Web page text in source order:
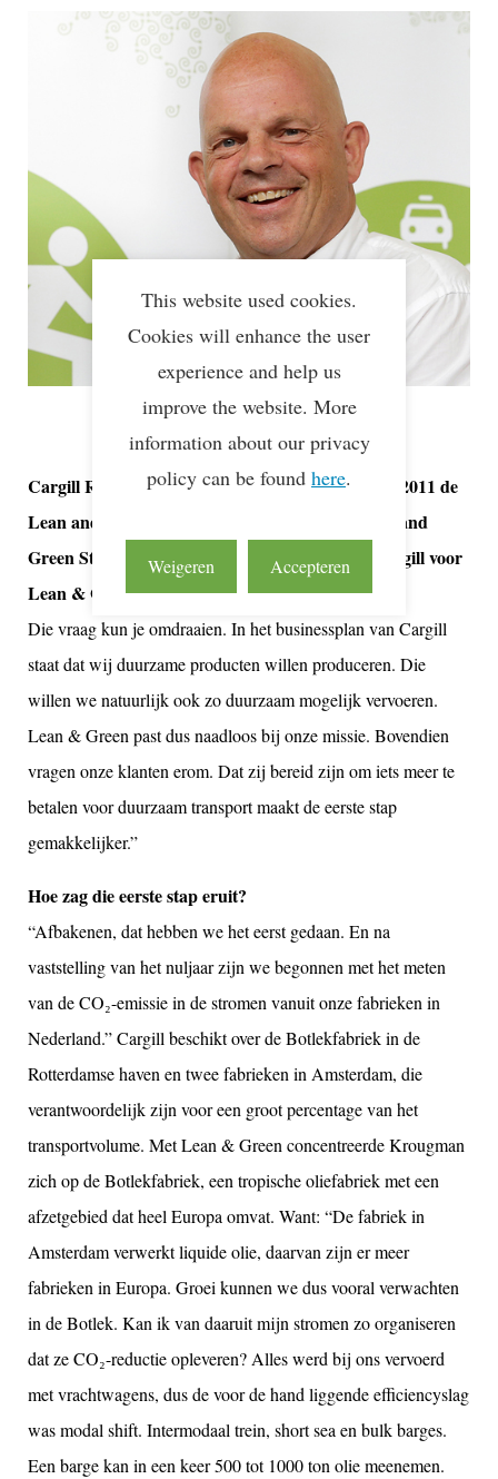
Cargill Refined Oils Europe ontving in november 2011 de
Lean and Green Award en gaat nu voor de Lean and
Green Star. Hoe motiveerde Henk Krougman Cargill voor
Lean & Green?
Die vraag kun je omdraaien. In het businessplan van Cargill
staat dat wij duurzame producten willen produceren. Die
willen we natuurlijk ook zo duurzaam mogelijk vervoeren.
Lean & Green past dus naadloos bij onze missie. Bovendien
vragen onze klanten erom. Dat zij bereid zijn om iets meer te
betalen voor duurzaam transport maakt de eerste stap
gemakkelijker.”
Hoe zag die eerste stap eruit?
“Afbakenen, dat hebben we het eerst gedaan. En na
vaststelling van het nuljaar zijn we begonnen met het meten
van de CO₂-emissie in de stromen vanuit onze fabrieken in
Nederland.” Cargill beschikt over de Botlekfabriek in de
Rotterdamse haven en twee fabrieken in Amsterdam, die
verantwoordelijk zijn voor een groot percentage van het
transportvolume. Met Lean & Green concentreerde Krougman
zich op de Botlekfabriek, een tropische oliefabriek met een
afzetgebied dat heel Europa omvat. Want: “De fabriek in
Amsterdam verwerkt liquide olie, daarvan zijn er meer
fabrieken in Europa. Groei kunnen we dus vooral verwachten
in de Botlek. Kan ik van daaruit mijn stromen zo organiseren
dat ze CO₂-reductie opleveren? Alles werd bij ons vervoerd
met vrachtwagens, dus de voor de hand liggende efficiencyslag
was modal shift. Intermodaal trein, short sea en bulk barges.
Een barge kan in een keer 500 tot 1000 ton olie meenemen.
This website used cookies.
Cookies will enhance the user
experience and help us
improve the website. More
information about our privacy
policy can be found here.
Weigeren Accepteren